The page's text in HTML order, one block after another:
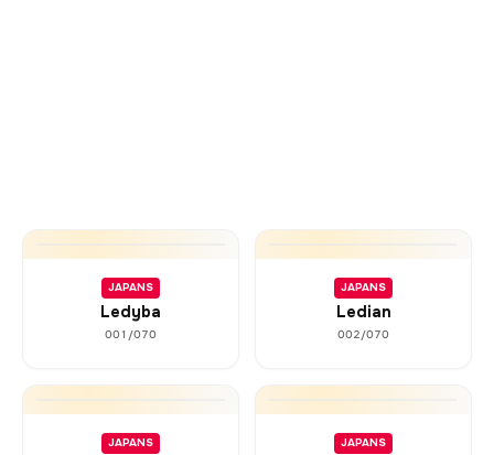
JAPANS
Ledyba
001/070
JAPANS
Ledian
002/070
JAPANS JAPANS